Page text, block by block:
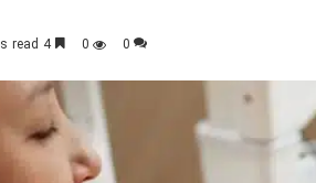
0
0
4 minutes read